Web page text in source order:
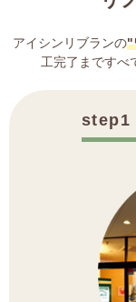
アイシンリブランの"
工完了まですべ
step1